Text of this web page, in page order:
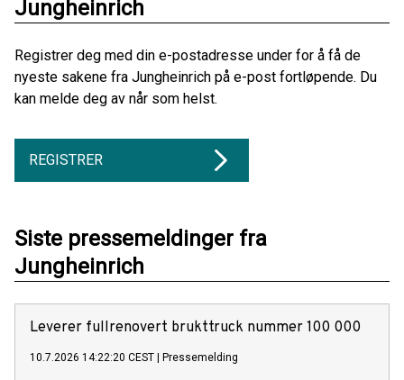
Jungheinrich
Registrer deg med din e-postadresse under for å få de
nyeste sakene fra Jungheinrich på e-post fortløpende. Du
kan melde deg av når som helst.
REGISTRER
Siste pressemeldinger fra
Jungheinrich
Leverer fullrenovert brukttruck nummer 100 000
10.7.2026 14:22:20 CEST Pressemelding